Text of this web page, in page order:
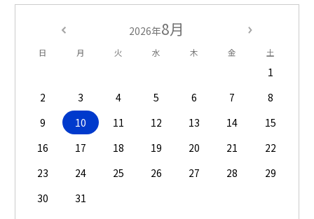
2026年8月
日 月 火 水 木 金 土
1
2
3 4 5 6 7
8
9
10 11 12 13 14
15
16
17 18 19 20 21
22
23
24 25 26 27 28
29
30
31